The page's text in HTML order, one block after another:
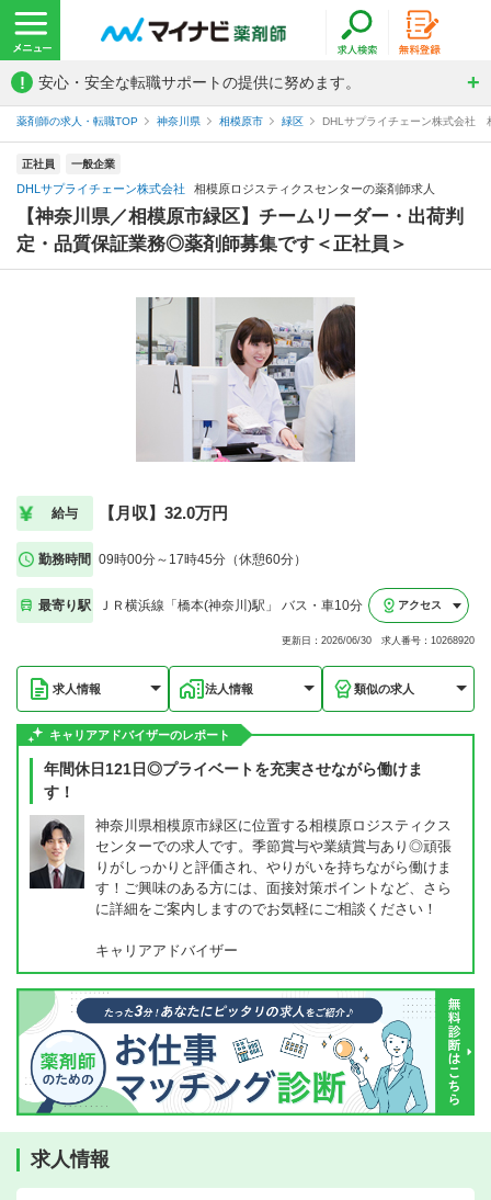
! 安心・安全な転職サポートの提供に努めます。
薬剤師の求人・転職TOP 神奈川県 相模原市 緑区 DHLサプライチェーン株式会社
正社員 一般企業
DHLサプライチェーン株式会社 相模原ロジスティクスセンターの薬剤師求人
【神奈川県／相模原市緑区】チームリーダー・出荷判
定・品質保証業務◎薬剤師募集です＜正社員＞
給与 【月収】32.0万円
勤務時間 09時00分～17時45分（休憩60分）
最寄り駅 ＪＲ横浜線「橋本(神奈川)駅」 バス・車10分 アクセス
更新日：2026/06/30 求人番号：10268920
求人情報 法人情報 類似の求人
キャリアアドバイザーのレポート
年間休日121日◎プライベートを充実させながら働けま
す！
神奈川県相模原市緑区に位置する相模原ロジスティクス
センターでの求人です。季節賞与や業績賞与あり◎頑張
りがしっかりと評価され、やりがいを持ちながら働けま
す！ご興味のある方には、面接対策ポイントなど、さら
に詳細をご案内しますのでお気軽にご相談ください！
キャリアアドバイザー
求人情報